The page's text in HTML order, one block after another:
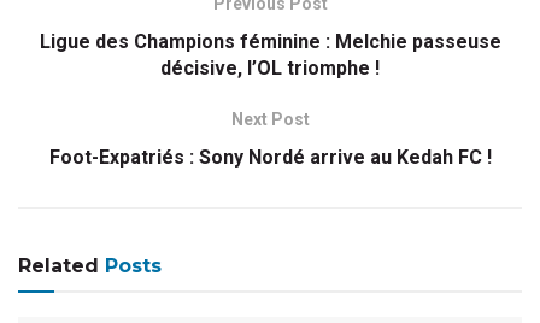
Previous Post
Ligue des Champions féminine : Melchie passeuse
décisive, l’OL triomphe !
Next Post
Foot-Expatriés : Sony Nordé arrive au Kedah FC !
Related Posts